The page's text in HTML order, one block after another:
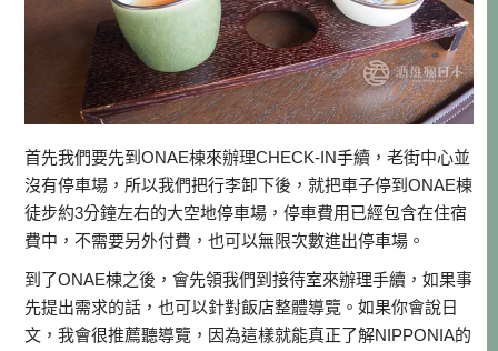
首先我們要先到ONAE棟來辦理CHECK-IN手續，老街中心並
沒有停車場，所以我們把行李卸下後，就把車子停到ONAE棟
徒步約3分鐘左右的大空地停車場，停車費用已經包含在住宿
費中，不需要另外付費，也可以無限次數進出停車場。
到了ONAE棟之後，會先領我們到接待室來辦理手續，如果事
先提出需求的話，也可以針對飯店整體導覽。如果你會說日
文，我會很推薦聽導覽，因為這樣就能真正了解NIPPONIA的